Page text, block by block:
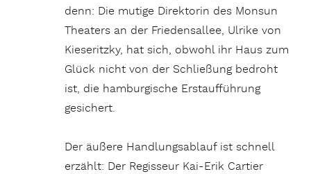
denn: Die mutige Direk­torin des Monsun
Thea­ters an der Frie­dens­allee, Ulrike von
Kiese­ritzky, hat sich, obwohl ihr Haus zum
Glück nicht von der Schlie­ßung bedroht
ist, die hambur­gi­sche Erst­auf­füh­rung
gesichert.
Der äußere Hand­lungs­ab­lauf ist schnell
erzählt: Der Regis­seur Kai-Erik Cartier